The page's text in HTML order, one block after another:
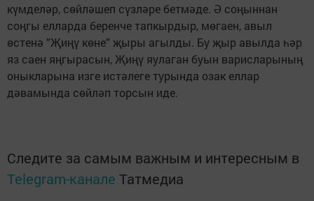
күмделәр, сөйләшеп сүзләре бетмәде. Ә соңыннан
соңгы елларда беренче тапкырдыр, мөгаен, авыл
өстенә ”Җиңү көне” җыры агылды. Бу җыр авылда һәр
яз саен яңгырасын, Җиңү яулаган буын варисларының
оныкларына изге истәлеге турында озак еллар
дәвамында сөйләп торсын иде.
Следите за самым важным и интересным в
Telegram-канале Татмедиа